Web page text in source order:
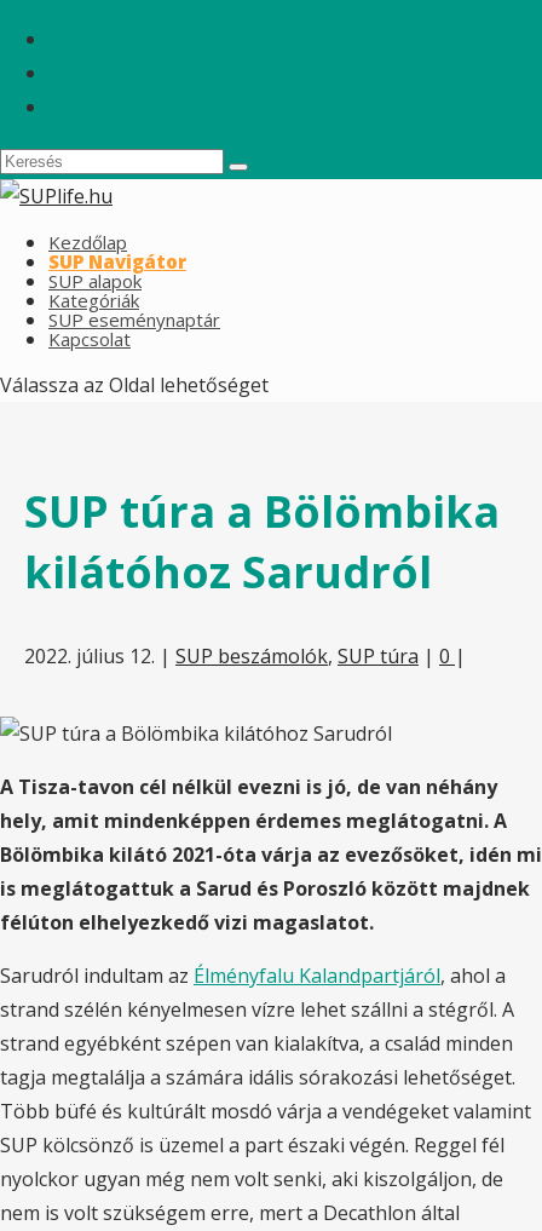
Kezdőlap
SUP Navigátor
SUP alapok
Kategóriák
SUP eseménynaptár
Kapcsolat
Válassza az Oldal lehetőséget
SUP túra a Bölömbika
kilátóhoz Sarudról
2022. július 12. | SUP beszámolók, SUP túra | 0 |
A Tisza-tavon cél nélkül evezni is jó, de van néhány
hely, amit mindenképpen érdemes meglátogatni. A
Bölömbika kilátó 2021-óta várja az evezősöket, idén mi
is meglátogattuk a Sarud és Poroszló között majdnek
félúton elhelyezkedő vizi magaslatot.
Sarudról indultam az Élményfalu Kalandpartjáról, ahol a
strand szélén kényelmesen vízre lehet szállni a stégről. A
strand egyébként szépen van kialakítva, a család minden
tagja megtalálja a számára idális sórakozási lehetőséget.
Több büfé és kultúrált mosdó várja a vendégeket valamint
SUP kölcsönző is üzemel a part északi végén. Reggel fél
nyolckor ugyan még nem volt senki, aki kiszolgáljon, de
nem is volt szükségem erre, mert a Decathlon által